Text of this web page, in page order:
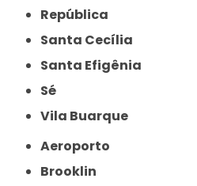
República
Santa Cecília
Santa Efigênia
Sé
Vila Buarque
Aeroporto
Brooklin